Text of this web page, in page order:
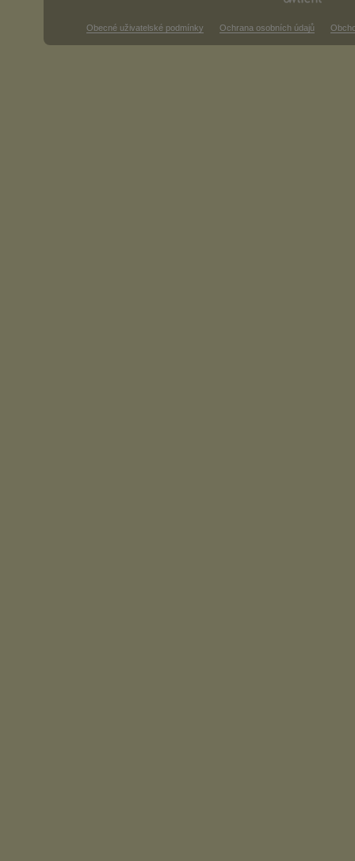
Obecné uživatelské podmínky Ochrana osobních údajů